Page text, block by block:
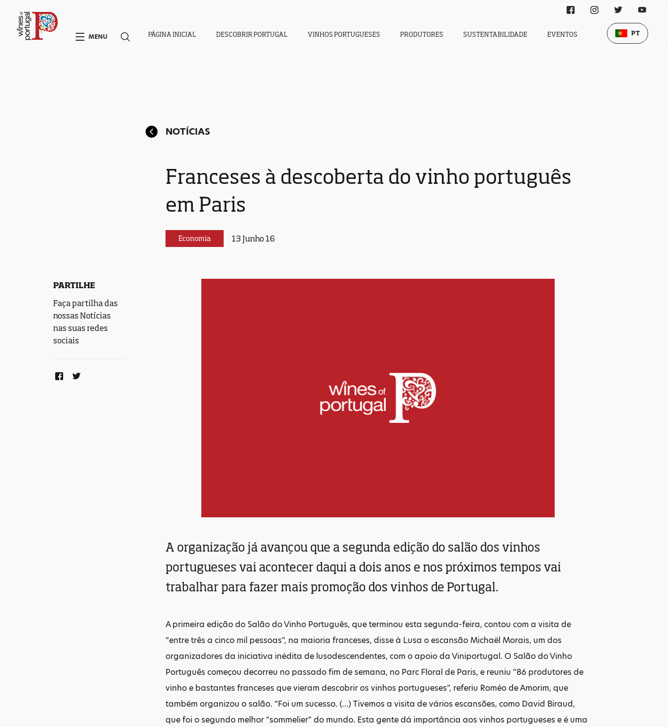
NOTÍCIAS
Franceses à descoberta do vinho português
em Paris
Economia 13 Junho 16
PARTILHE
Faça partilha das
nossas Notícias
nas suas redes
sociais
A organização já avançou que a segunda edição do salão dos vinhos
portugueses vai acontecer daqui a dois anos e nos próximos tempos vai
trabalhar para fazer mais promoção dos vinhos de Portugal.
A primeira edição do Salão do Vinho Português, que terminou esta segunda-feira, contou com a visita de
“entre três a cinco mil pessoas”, na maioria franceses, disse à Lusa o escansão Michaël Morais, um dos
organizadores da iniciativa inédita de lusodescendentes, com o apoio da Viniportugal. O Salão do Vinho
Português começou decorreu no passado fim de semana, no Parc Floral de Paris, e reuniu “86 produtores de
vinho e bastantes franceses que vieram descobrir os vinhos portugueses”, referiu Roméo de Amorim, que
também organizou o salão. “Foi um sucesso. (…) Tivemos a visita de vários escansões, como David Biraud,
que foi o segundo melhor “sommelier” do mundo. Esta gente dá importância aos vinhos portugueses e é uma
MENU PÁGINA INICIAL DESCOBRIR PORTUGAL VINHOS PORTUGUESES PRODUTORES SUSTENTABILIDADE EVENTOS PT